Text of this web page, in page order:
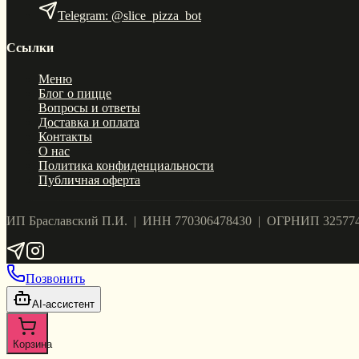
Telegram: @slice_pizza_bot
Ссылки
Меню
Блог о пицце
Вопросы и ответы
Доставка и оплата
Контакты
О нас
Политика конфиденциальности
Публичная оферта
ИП Браславский П.И. | ИНН 770306478430 | ОГРНИП
Позвонить
AI-ассистент
Корзина